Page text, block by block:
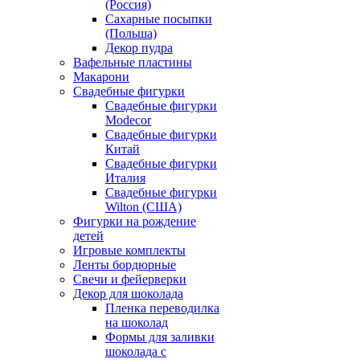
(Россия)
Сахарные посыпки
(Польша)
Декор пудра
Вафельные пластины
Макарони
Свадебные фигурки
Свадебные фигурки
Modecor
Свадебные фигурки
Китай
Свадебные фигурки
Италия
Свадебные фигурки
Wilton (США)
Фигурки на рождение
детей
Игровые комплекты
Ленты бордюрные
Свечи и фейерверки
Декор для шоколада
Пленка переводилка
на шоколад
Формы для заливки
шоколада с